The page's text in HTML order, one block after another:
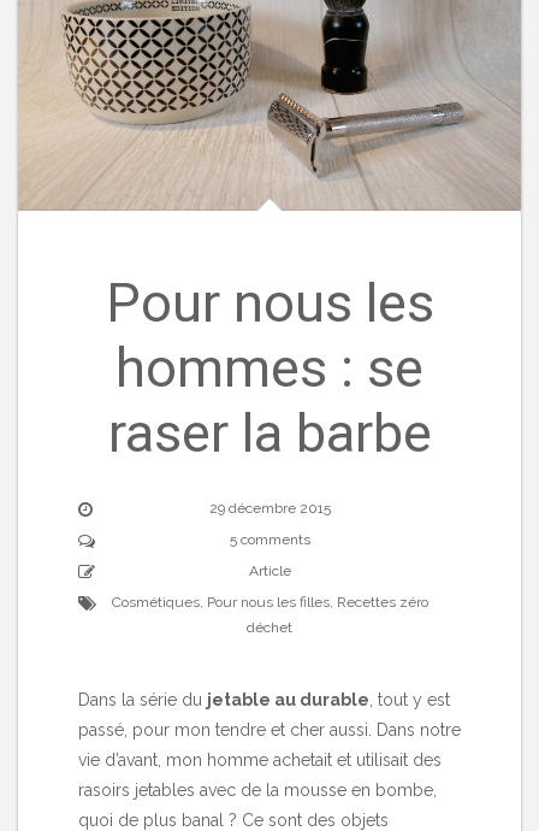
Pour nous les
hommes : se
raser la barbe
29 décembre 2015
5 comments
Article
Cosmétiques, Pour nous les filles, Recettes zéro
déchet
Dans la série du jetable au durable , tout y est
passé, pour mon tendre et cher aussi. Dans notre
vie d’avant, mon homme achetait et utilisait des
rasoirs jetables avec de la mousse en bombe,
quoi de plus banal ? Ce sont des objets